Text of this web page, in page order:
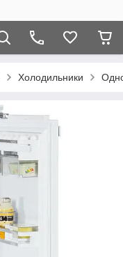
Холодильники